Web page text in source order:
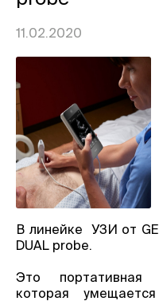
11.02.2020
В линейке УЗИ от
DUAL probe.
Это портативная
которая